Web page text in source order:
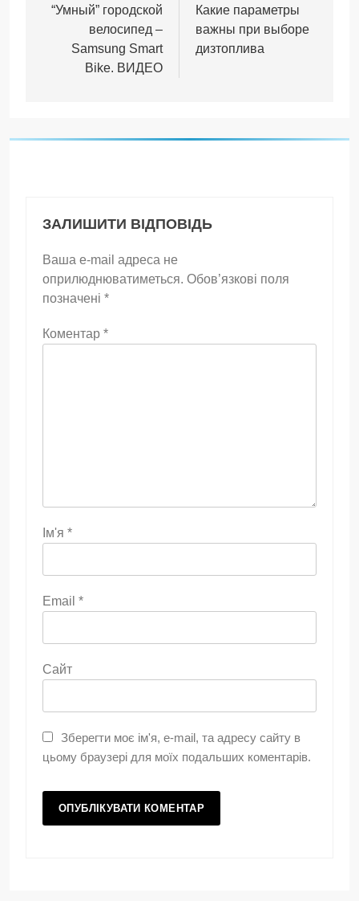
записів
“Умный” городской
велосипед –
Samsung Smart
Bike. ВИДЕО
Какие параметры
важны при выборе
дизтоплива
ЗАЛИШИТИ ВІДПОВІДЬ
Ваша e-mail адреса не
оприлюднюватиметься. Обов’язкові поля
позначені *
Коментар *
Ім'я *
Email *
Сайт
Зберегти моє ім'я, e-mail, та адресу сайту в
цьому браузері для моїх подальших коментарів.